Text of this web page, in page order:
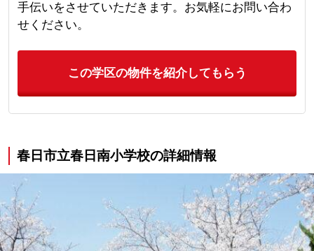
手伝いをさせていただきます。お気軽にお問い合わ
せください。
この学区の物件を紹介してもらう
春日市立春日南小学校の詳細情報